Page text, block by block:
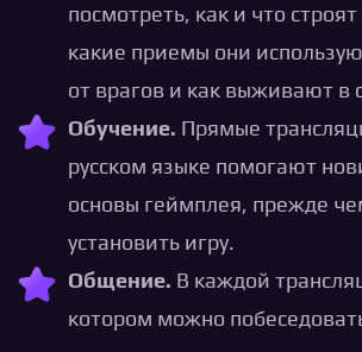
посмотреть, как и что
какие приемы они
от врагов и как выживают в
Обучение. Прямые
русском языке помогают
основы геймплея, прежде
установить игру.
Общение. В каждой
котором можно